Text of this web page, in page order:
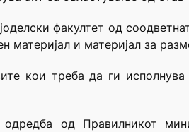
факултет од
материјал и материјал за
кои треба да ги
од Правилникот